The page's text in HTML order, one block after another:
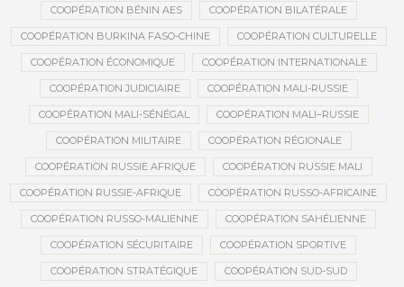
COOPÉRATION BÉNIN AES COOPÉRATION BILATÉRALE
COOPÉRATION BURKINA FASO-CHINE COOPÉRATION CULTURELLE
COOPÉRATION ÉCONOMIQUE COOPÉRATION INTERNATIONALE
COOPÉRATION JUDICIAIRE COOPÉRATION MALI-RUSSIE
COOPÉRATION MALI-SÉNÉGAL COOPÉRATION MALI–RUSSIE
COOPÉRATION MILITAIRE COOPÉRATION RÉGIONALE
COOPÉRATION RUSSIE AFRIQUE COOPÉRATION RUSSIE MALI
COOPÉRATION RUSSIE-AFRIQUE COOPÉRATION RUSSO-AFRICAINE
COOPÉRATION RUSSO-MALIENNE COOPÉRATION SAHÉLIENNE
COOPÉRATION SÉCURITAIRE COOPÉRATION SPORTIVE
COOPÉRATION STRATÉGIQUE COOPÉRATION SUD-SUD